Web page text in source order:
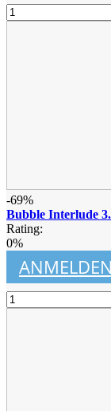
-69%
Bubble Interlude
Rating:
0%